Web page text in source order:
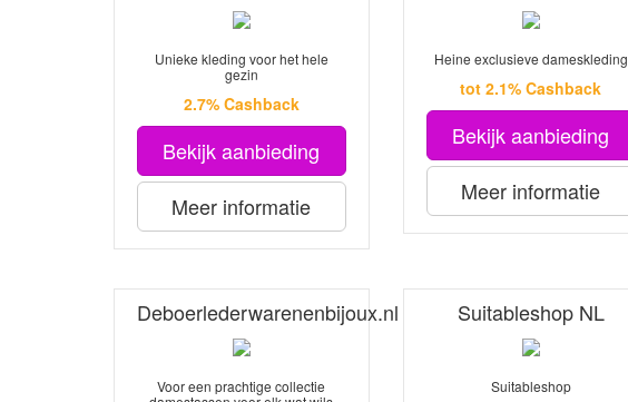
Unieke kleding voor het hele
gezin
2.7% Cashback
Bekijk aanbieding
Meer informatie
Heine exclusieve dameskleding
tot 2.1% Cashback
Bekijk aanbieding
Meer informatie
Deboerlederwarenenbijoux.nl
Voor een prachtige collectie
Suitableshop NL
Suitableshop